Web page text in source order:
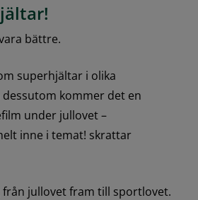
bättre.
superhjältar i olika
kommer det en
under jullovet –
inne i temat! skrattar
jullovet fram till sportlovet.